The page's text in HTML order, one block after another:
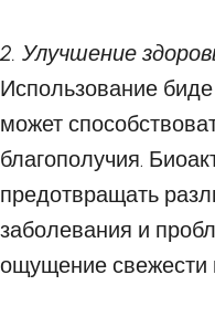
2. Улучшение
Использование
может
благополучия.
предотвращать
заболевания и
ощущение свежести